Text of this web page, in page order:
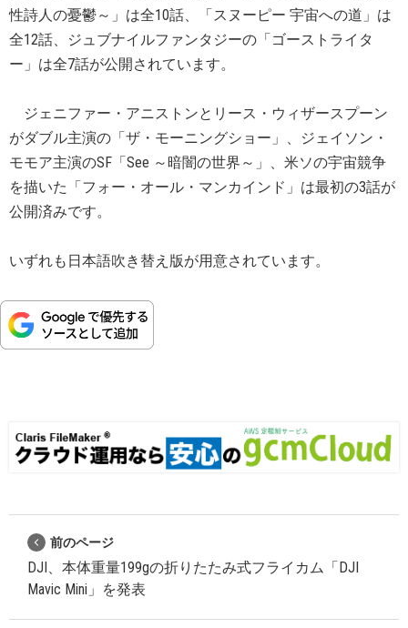
性詩人の憂鬱～」は全10話、「スヌーピー 宇宙への道」は
全12話、ジュブナイルファンタジーの「ゴーストライタ
ー」は全7話が公開されています。
ジェニファー・アニストンとリース・ウィザースプーン
がダブル主演の「ザ・モーニングショー」、ジェイソン・
モモア主演のSF「See ～暗闇の世界～」、米ソの宇宙競争
を描いた「フォー・オール・マンカインド」は最初の3話が
公開済みです。
いずれも日本語吹き替え版が用意されています。
前のページ
DJI、本体重量199gの折りたたみ式フライカム「DJI
Mavic Mini」を発表